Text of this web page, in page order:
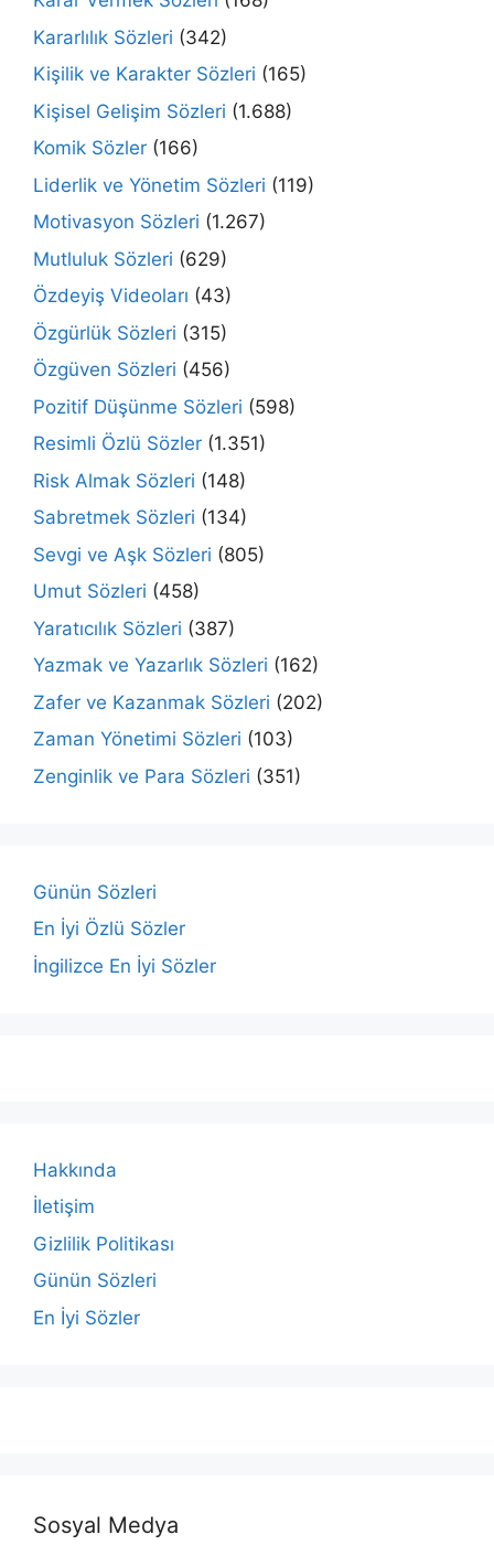
Kararlılık Sözleri (342)
Kişilik ve Karakter Sözleri (165)
Kişisel Gelişim Sözleri (1.688)
Komik Sözler (166)
Liderlik ve Yönetim Sözleri (119)
Motivasyon Sözleri (1.267)
Mutluluk Sözleri (629)
Özdeyiş Videoları (43)
Özgürlük Sözleri (315)
Özgüven Sözleri (456)
Pozitif Düşünme Sözleri (598)
Resimli Özlü Sözler (1.351)
Risk Almak Sözleri (148)
Sabretmek Sözleri (134)
Sevgi ve Aşk Sözleri (805)
Umut Sözleri (458)
Yaratıcılık Sözleri (387)
Yazmak ve Yazarlık Sözleri (162)
Zafer ve Kazanmak Sözleri (202)
Zaman Yönetimi Sözleri (103)
Zenginlik ve Para Sözleri (351)
Günün Sözleri
En İyi Özlü Sözler
İngilizce En İyi Sözler
Hakkında
İletişim
Gizlilik Politikası
Günün Sözleri
En İyi Sözler
Sosyal Medya